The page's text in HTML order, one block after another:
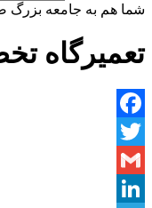
شما هم به جامعه بزرگ
تعمیرگاه
Facebook
Twitter
Gmail